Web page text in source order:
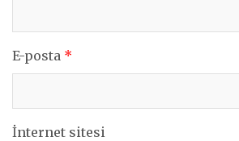
E-posta *
İnternet sitesi